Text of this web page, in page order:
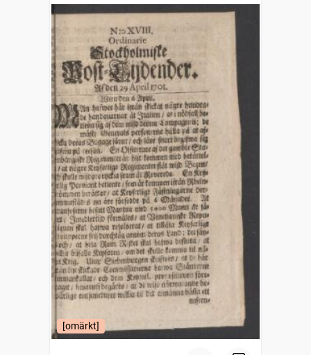
[omärkt]